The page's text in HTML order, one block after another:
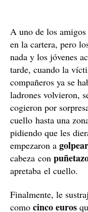
A uno de los
en la cartera, pero
nada y los jóvenes
tarde, cuando la
compañeros ya se
ladrones volvieron,
cogieron por
cuello hasta una
pidiendo que les
empezaron a
cabeza con
apretaba el cuello.
Finalmente, le
como cinco euros